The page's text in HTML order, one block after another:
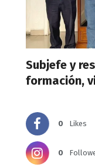
Subjefe y
formación,
0 Likes
0